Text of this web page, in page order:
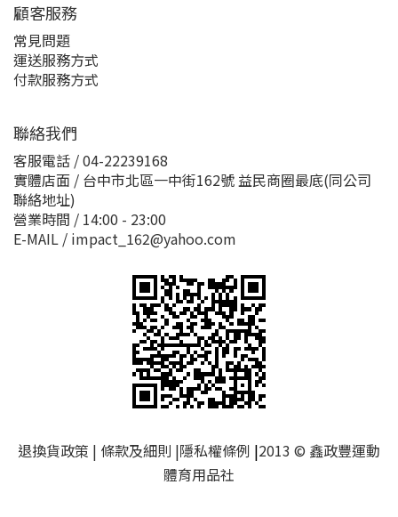
顧客服務
常見問題
運送服務方式
付款服務方式
聯絡我們
客服電話 / 04-22239168
實體店面 / 台中市北區一中街162號 益民商圈最底(同公司
聯絡地址)
營業時間 / 14:00 - 23:00
E-MAIL / impact_162@yahoo.com
退換貨政策 | 條款及細則 |隱私權條例 |2013 © 鑫政豐運動
體育用品社